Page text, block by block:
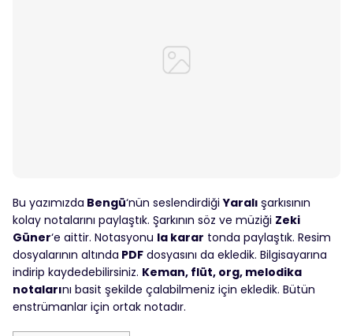
Bu yazımızda Bengü‘nün seslendirdiğiYaralı şarkısının
kolay notalarını paylaştık. Şarkının söz ve müziği Zeki
Güner‘e aittir. Notasyonu la karar tonda paylaştık. Resim
dosyalarının altında PDF dosyasını da ekledik. Bilgisayarına
indirip kaydedebilirsiniz. Keman, flüt, org, melodika
notalarını basit şekilde çalabilmeniz için ekledik. Bütün
enstrümanlar için ortak notadır.